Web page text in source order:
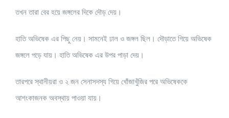
তখন তারা বের হয়ে জঙ্গলের দিকে দৌড় দেয়।
হাতি অভিষেক এর পিছু নেয়। সামনেই ঢাল ও জঙ্গল ছিল। দৌড়াতে গিয়ে অভিষেক
জঙ্গলে পড়ে যায়। হাতি অভিষেক এর উপর পাড়া দেয়।
তারপরে স্থানীয়রা ও ২ জন সেনাসদস্য গিয়ে খোঁজাখুঁজির পরে অভিষেককে
আশংকাজনক অবস্থায় পাওয়া যায়।